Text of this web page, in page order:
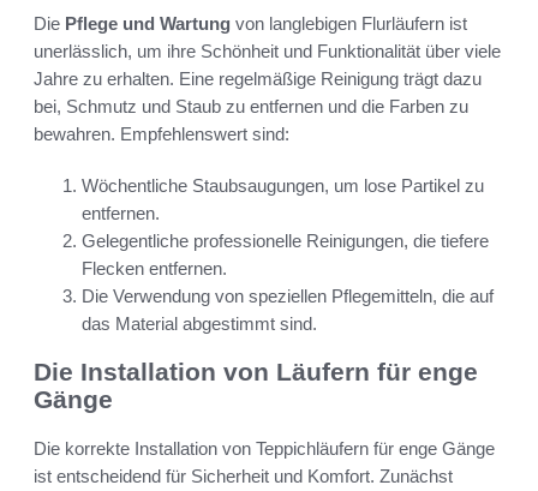
Die Pflege und Wartung von langlebigen Flurläufern ist
unerlässlich, um ihre Schönheit und Funktionalität über viele
Jahre zu erhalten. Eine regelmäßige Reinigung trägt dazu
bei, Schmutz und Staub zu entfernen und die Farben zu
bewahren. Empfehlenswert sind:
Wöchentliche Staubsaugungen, um lose Partikel zu
entfernen.
Gelegentliche professionelle Reinigungen, die tiefere
Flecken entfernen.
Die Verwendung von speziellen Pflegemitteln, die auf
das Material abgestimmt sind.
Die Installation von Läufern für enge
Gänge
Die korrekte Installation von Teppichläufern für enge Gänge
ist entscheidend für Sicherheit und Komfort. Zunächst